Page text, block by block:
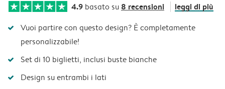
4.9 basato su 8 recensioni leggi di più
Vuoi partire con questo design? È completamente
personalizzabile!
Set di 10 biglietti, inclusi buste bianche
Design su entrambi i lati